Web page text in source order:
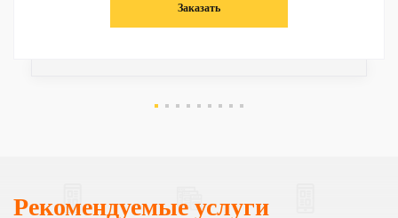
Заказать
Рекомендуемые услуги